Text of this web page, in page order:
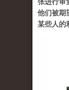
他们被期
某些人的